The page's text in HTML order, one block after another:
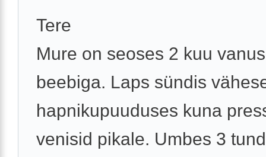
Tere
Mure on seoses 2 kuu
beebiga. Laps sündis
hapnikupuuduses kuna
venisid pikale. Umbes 3